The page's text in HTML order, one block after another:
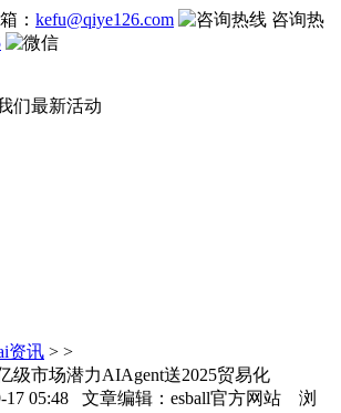
： kefu@qiye126.com
咨询热
们最新活动
资讯 > >
级市场潜力AIAgent送2025贸易化
17 05:48 文章编辑：esball官方网站 浏